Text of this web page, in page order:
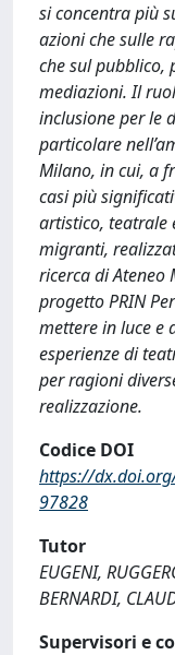
si concentra più
azioni che sulle
che sul pubblico,
mediazioni. Il
inclusione per le
particolare
Milano, in cui, a
casi più
artistico, teatrale
migranti,
ricerca di
progetto PRIN
mettere in luce e
esperienze di
per ragioni
realizzazione.
Codice DOI
https://
97828
Tutor
EUGENI,
BERNARDI,
Supervisori e